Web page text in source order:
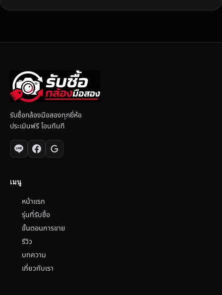
รับซื้อกล้องมือสองทุกยี่ห้อ
ประเมินฟรี โอนทันที
เมนู
หน้าแรก
รุ่นที่รับซื้อ
ขั้นตอนการขาย
รีวิว
บทความ
เกี่ยวกับเรา